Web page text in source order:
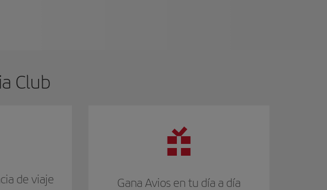
Club
de viaje Gana Avios en tu día a día